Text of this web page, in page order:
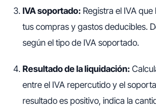
IVA soportado: Registra el IVA
tus compras y gastos deducibles.
según el tipo de IVA soportado.
Resultado de la liquidación:
entre el IVA repercutido y el
resultado es positivo, indica la